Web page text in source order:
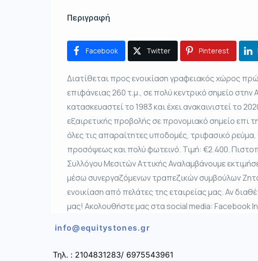
Περιγραφή
Facebook Twitter Pinterest
Διατίθεται προς ενοικίαση γραφειακός χώρος
επιφάνειας 260 τ.μ., σε πολύ κεντρικό σημείο στην
κατασκευαστεί το 1983 και έχει ανακαινιστεί το
εξαιρετικής προβολής σε προνομιακό σημείο επι
όλες τις απαραίτητες υποδομές, τριφασικό
προσόψεως και πολύ φωτεινό. Τιμή: €2.400.
Συλλόγου Μεσιτών Αττικής Αναλαμβάνουμε
μέσω συνεργαζόμενων τραπεζικών συμβούλων
ενοικίαση από πελάτες της εταιρείας μας. Αν
μας! Ακολουθήστε μας στα social media: Facebook
info@equitystones.gr
Τηλ. : 2104831283/ 6975543961